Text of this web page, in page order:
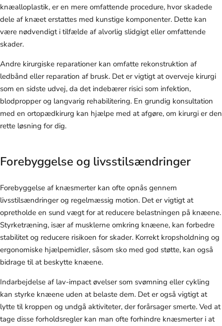
knæalloplastik, er en mere omfattende procedure, hvor skadede
dele af knæet erstattes med kunstige komponenter. Dette kan
være nødvendigt i tilfælde af alvorlig slidgigt eller omfattende
skader.
Andre kirurgiske reparationer kan omfatte rekonstruktion af
ledbånd eller reparation af brusk. Det er vigtigt at overveje kirurgi
som en sidste udvej, da det indebærer risici som infektion,
blodpropper og langvarig rehabilitering. En grundig konsultation
med en ortopædkirurg kan hjælpe med at afgøre, om kirurgi er den
rette løsning for dig.
Forebyggelse og livsstilsændringer
Forebyggelse af knæsmerter kan ofte opnås gennem
livsstilsændringer og regelmæssig motion. Det er vigtigt at
opretholde en sund vægt for at reducere belastningen på knæene.
Styrketræning, især af musklerne omkring knæene, kan forbedre
stabilitet og reducere risikoen for skader. Korrekt kropsholdning og
ergonomiske hjælpemidler, såsom sko med god støtte, kan også
bidrage til at beskytte knæene.
Indarbejdelse af lav-impact øvelser som svømning eller cykling
kan styrke knæene uden at belaste dem. Det er også vigtigt at
lytte til kroppen og undgå aktiviteter, der forårsager smerte. Ved at
tage disse forholdsregler kan man ofte forhindre knæsmerter i at